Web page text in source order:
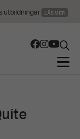
utbildningar LÄS MER